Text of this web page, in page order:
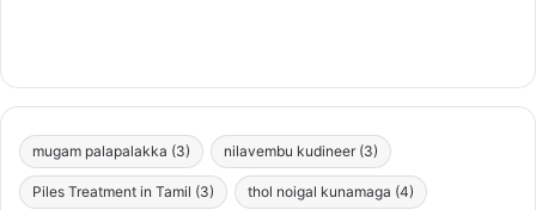
mugam palapalakka (3) nilavembu kudineer (3)
Piles Treatment in Tamil (3) thol noigal kunamaga (4)